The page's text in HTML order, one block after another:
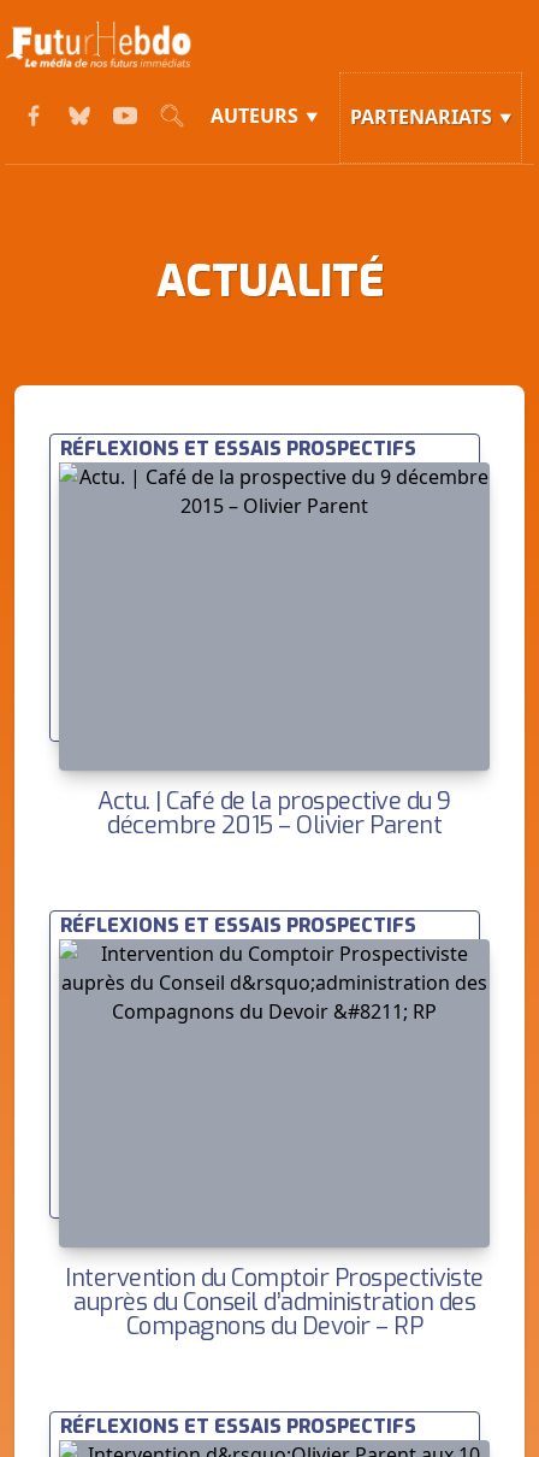
AUTEURS PARTENARIATS
ACTUALITÉ
RÉFLEXIONS ET ESSAIS PROSPECTIFS
Actu. | Café de la prospective du 9
décembre 2015 – Olivier Parent
RÉFLEXIONS ET ESSAIS PROSPECTIFS
Intervention du Comptoir Prospectiviste
auprès du Conseil d’administration des
Compagnons du Devoir – RP
RÉFLEXIONS ET ESSAIS PROSPECTIFS